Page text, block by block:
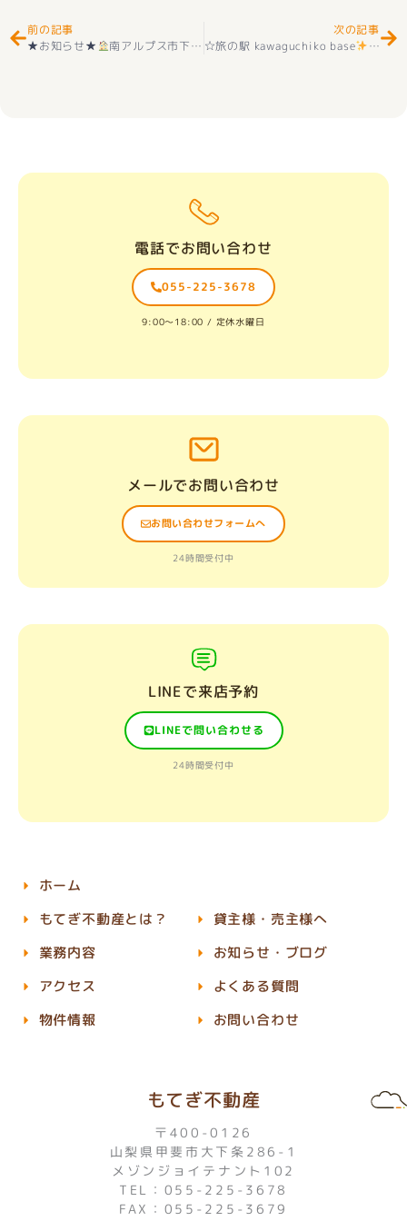
前の記事
★お知らせ★
南アルプス市下宮地 新築建売住宅 全2棟販売中！
次の記事
☆旅の駅 kawaguchiko base
へ来ま
電話でお問い合わせ
055-225-3678
9:00〜18:00 / 定休水曜日
メールでお問い合わせ
お問い合わせフォームへ
24時間受付中
LINEで来店予約
LINEで問い合わせる
24時間受付中
もてぎ不動産
〒400-0126
山梨県甲斐市大下条286-1
メゾンジョイテナント102
TEL：055-225-3678
FAX：055-225-3679
ホーム
もてぎ不動産とは？
業務内容
アクセス
物件情報
貸主様・売主様へ
お知らせ・ブログ
よくある質問
お問い合わせ